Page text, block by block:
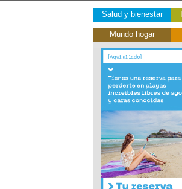
Salud y bienestar
Mundo hogar